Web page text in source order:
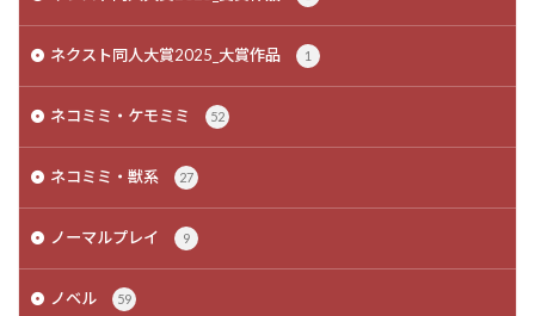
ネクスト同人大賞2025_大賞作品 1
ネコミミ・ケモミミ 52
ネコミミ・獣系 27
ノーマルプレイ 9
ノベル 59